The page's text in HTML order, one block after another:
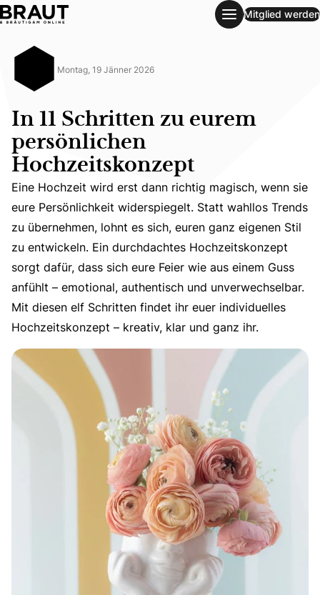
In 11 Schritten zu eurem persönlichen Hochzeitskonzept
Mitglied werden
Montag, 19 Jänner 2026
In 11 Schritten zu eurem
persönlichen
Hochzeitskonzept
Eine Hochzeit wird erst dann richtig magisch, wenn sie
Eine Hochzeit wird erst dann richtig magisch, wenn sie
eure Persönlichkeit widerspiegelt. Statt wahllos Trends
zu übernehmen, lohnt es sich, euren ganz eigenen Stil
zu entwickeln. Ein durchdachtes Hochzeitskonzept
sorgt dafür, dass sich eure Feier wie aus einem Guss
anfühlt – emotional, authentisch und unverwechselbar.
Mit diesen elf Schritten findet ihr euer individuelles
Hochzeitskonzept – kreativ, klar und ganz ihr.